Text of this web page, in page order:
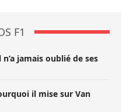
F1
jamais oublié de ses
il mise sur Van